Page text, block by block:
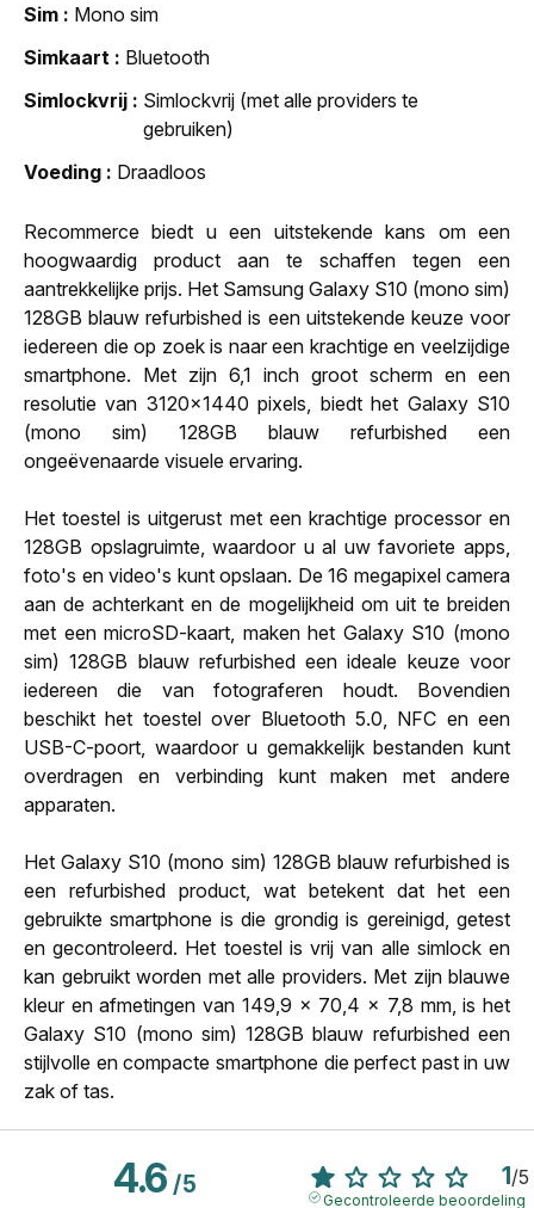
Sim
Mono sim
Simkaart
Bluetooth
Simlockvrij
Simlockvrij (met alle providers te
gebruiken)
Voeding
Draadloos
Recommerce biedt u een uitstekende kans om een
hoogwaardig product aan te schaffen tegen een
aantrekkelijke prijs. Het Samsung Galaxy S10 (mono sim)
128GB blauw refurbished is een uitstekende keuze voor
iedereen die op zoek is naar een krachtige en veelzijdige
smartphone. Met zijn 6,1 inch groot scherm en een
resolutie van 3120x1440 pixels, biedt het Galaxy S10
(mono sim) 128GB blauw refurbished een
ongeëvenaarde visuele ervaring.
Het toestel is uitgerust met een krachtige processor en
128GB opslagruimte, waardoor u al uw favoriete apps,
foto's en video's kunt opslaan. De 16 megapixel camera
aan de achterkant en de mogelijkheid om uit te breiden
met een microSD-kaart, maken het Galaxy S10 (mono
sim) 128GB blauw refurbished een ideale keuze voor
iedereen die van fotograferen houdt. Bovendien
beschikt het toestel over Bluetooth 5.0, NFC en een
USB-C-poort, waardoor u gemakkelijk bestanden kunt
overdragen en verbinding kunt maken met andere
apparaten.
Het Galaxy S10 (mono sim) 128GB blauw refurbished is
een refurbished product, wat betekent dat het een
gebruikte smartphone is die grondig is gereinigd, getest
en gecontroleerd. Het toestel is vrij van alle simlock en
kan gebruikt worden met alle providers. Met zijn blauwe
kleur en afmetingen van 149,9 x 70,4 x 7,8 mm, is het
Galaxy S10 (mono sim) 128GB blauw refurbished een
stijlvolle en compacte smartphone die perfect past in uw
zak of tas.
4.6/5 1/5
Gecontroleerde beoordeling